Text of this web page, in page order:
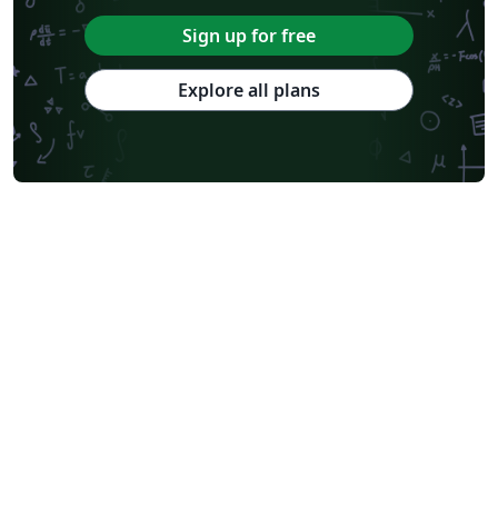
Sign up for free
Explore all plans